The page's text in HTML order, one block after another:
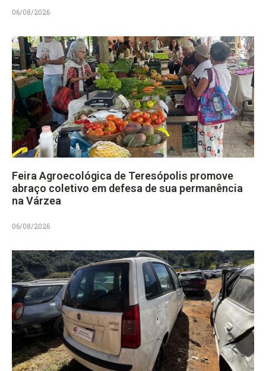
06/08/2026
Feira Agroecológica de Teresópolis promove
abraço coletivo em defesa de sua permanência
na Várzea
06/08/2026